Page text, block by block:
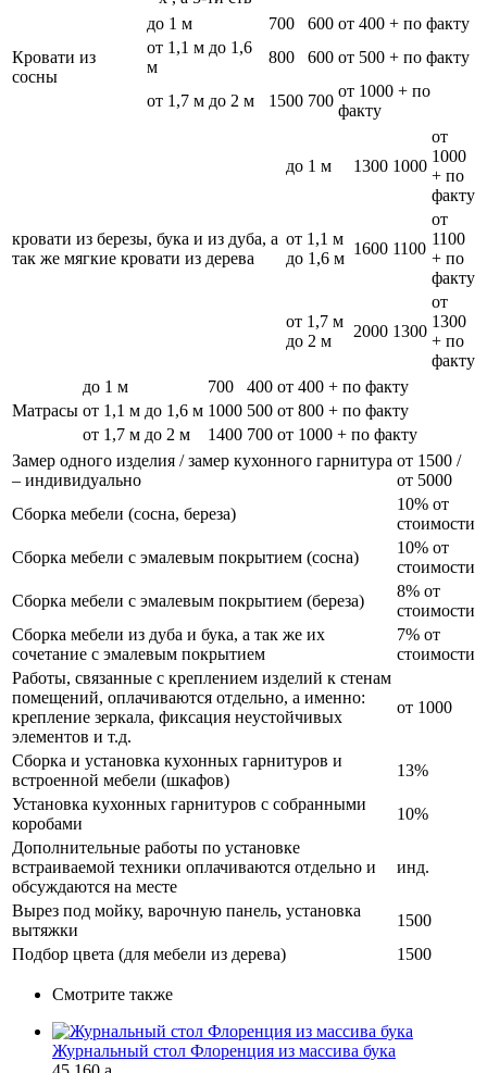
Кровати из
сосны
до 1 м 700 600 от 400 + по факту
от 1,1 м до 1,6
м
800 600 от 500 + по факту
от 1,7 м до 2 м 1500 700
от 1000 + по
факту
кровати из березы, бука и из дуба, а
так же мягкие кровати из дерева
до 1 м 1300 1000
от
1000
+ по
факту
от 1,1 м
до 1,6 м
1600 1100
от
1100
+ по
факту
от 1,7 м
до 2 м
2000 1300
от
1300
+ по
факту
Матрасы
до 1 м 700 400 от 400 + по факту
от 1,1 м до 1,6 м 1000 500 от 800 + по факту
от 1,7 м до 2 м
1400 700 от 1000 + по факту
Замер одного изделия / замер кухонного гарнитура
– индивидуально
от 1500 /
от 5000
Сборка мебели (сосна, береза)
10% от
стоимости
Сборка мебели с эмалевым покрытием (сосна)
10% от
стоимости
Сборка мебели с эмалевым покрытием (береза)
8% от
стоимости
Сборка мебели из дуба и бука, а так же их
сочетание с эмалевым покрытием
7% от
стоимости
Работы, связанные с креплением изделий к стенам
помещений, оплачиваются отдельно, а именно:
крепление зеркала, фиксация неустойчивых
элементов и т.д.
от 1000
Сборка и установка кухонных гарнитуров и
встроенной мебели (шкафов)
13%
Установка кухонных гарнитуров с собранными
коробами
10%
Дополнительные работы по установке
встраиваемой техники оплачиваются отдельно и
обсуждаются на месте
инд.
Вырез под мойку, варочную панель, установка
вытяжки
1500
Подбор цвета (для мебели из дерева)
1500
Смотрите также
Журнальный стол Флоренция из массива бука